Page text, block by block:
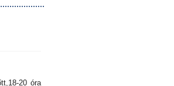
18-20 óra